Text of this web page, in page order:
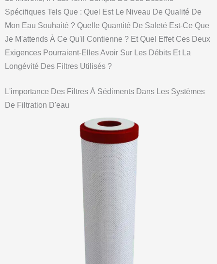
Spécifiques Tels Que : Quel Est Le Niveau De Qualité De
Mon Eau Souhaité ? Quelle Quantité De Saleté Est-Ce Que
Je M'attends À Ce Qu'il Contienne ? Et Quel Effet Ces Deux
Exigences Pourraient-Elles Avoir Sur Les Débits Et La
Longévité Des Filtres Utilisés ?
L'importance Des Filtres À Sédiments Dans Les Systèmes
De Filtration D'eau